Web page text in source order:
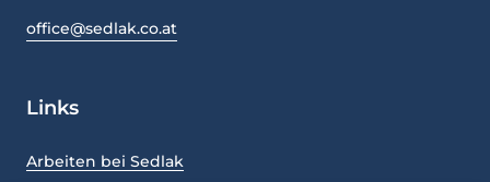
office@sedlak.co.at
Links
Arbeiten bei Sedlak